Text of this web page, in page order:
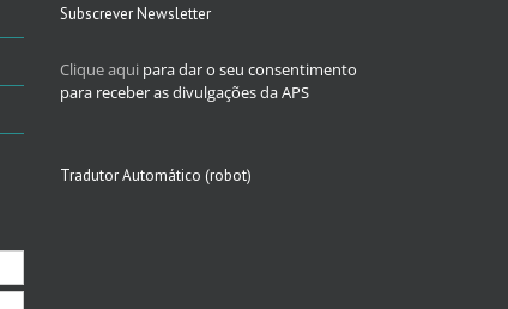
Subscrever Newsletter
Clique aqui para dar o seu consentimento
para receber as divulgações da APS
Tradutor Automático (robot)